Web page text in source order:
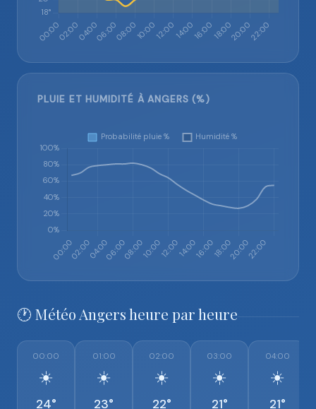
PLUIE ET HUMIDITÉ À ANGERS (%)
🕐 Météo Angers heure par heure
00:00
☀️
24°
01:00
☀️
23°
02:00
☀️
22°
03:00
☀️
21°
04:00
☀️
21°